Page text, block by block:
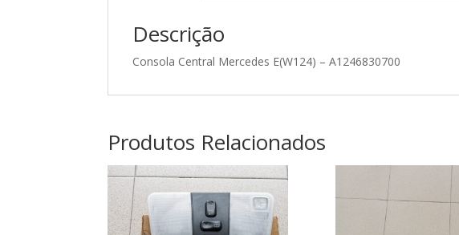
Descrição
Consola Central Mercedes E(W124) – A1246830700
Produtos Relacionados